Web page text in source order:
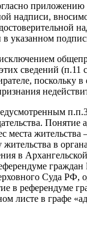
надписи,
указанном
сведений
поскольку
Понятие
в
в
Суда РФ,
в
листе в графе